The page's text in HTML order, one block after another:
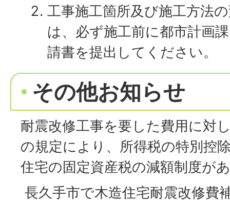
工事施工箇所及び施工方法
は、必ず施工前に都市計画
請書を提出してください。
その他お知らせ
耐震改修工事を要した費用に対
の規定により、所得税の特別控
住宅の固定資産税の減額制度が
長久手市で木造住宅耐震改修費